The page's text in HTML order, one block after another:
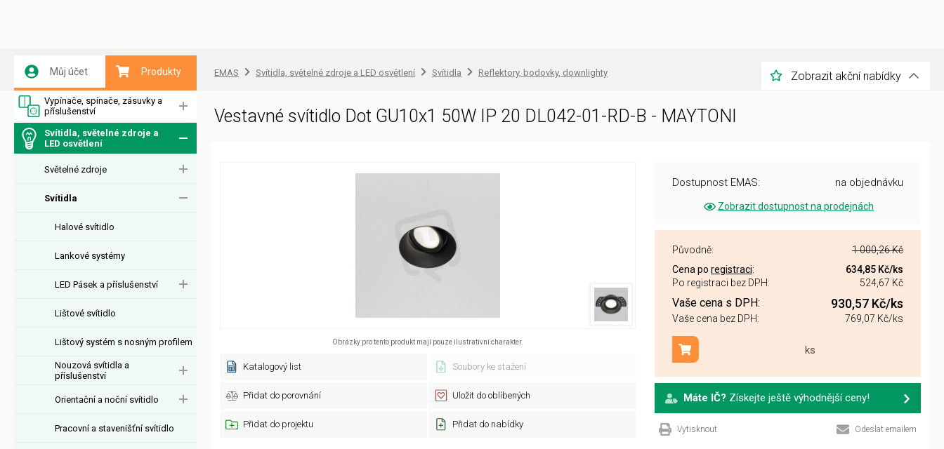
Můj účet Produkty
Vypínače, spínače, zásuvky a
příslušenství
Svítidla, světelné zdroje a
LED osvětlení
Světelné zdroje
Svítidla
Halové svítidlo
Lankové systémy
LED Pásek a příslušenství
Lištové svítidlo
Lištový systém s nosným profilem
Nouzová svítidla a
příslušenství
Orientační a noční svítidlo
Pracovní a stavenišťní svítidlo
EMAS Svítidla, světelné zdroje a LED osvětlení Svítidla Reflektory, bodovky, downlighty Zobrazit akční nabídky
Vestavné svítidlo Dot GU10x1 50W IP 20 DL042-01-RD-B - MAYTONI
Obrázky pro tento produkt mají pouze ilustrativní charakter.
Katalogový list Soubory ke stažení
Přidat do porovnání Uložit do oblíbených
Přidat do projektu Přidat do nabídky
Dostupnost EMAS: na objednávku
Zobrazit dostupnost na prodejnách
Původně:
1 000,26 Kč
Cena po registraci: 634,85 Kč/ks
Po registraci bez DPH:
524,67 Kč
Vaše cena s DPH: 930,57 Kč/ks
Vaše cena bez DPH: 769,07 Kč/ks
ks
Přidat do košíku
Máte IČ? Získejte ještě výhodnější ceny!
Vytisknout Odeslat emailem